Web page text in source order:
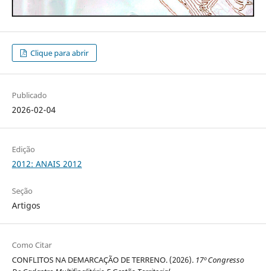
Clique para abrir
Publicado
2026-02-04
Edição
2012: ANAIS 2012
Seção
Artigos
Como Citar
CONFLITOS NA DEMARCAÇÃO DE TERRENO. (2026). 17º Congresso